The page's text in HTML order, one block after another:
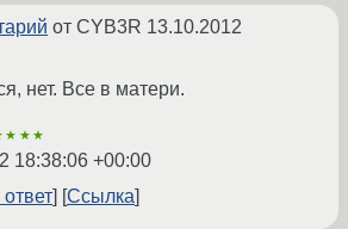
от CYB3R 13.10.2012
нет. Все в матери.
18:38:06 +00:00
Ссылка